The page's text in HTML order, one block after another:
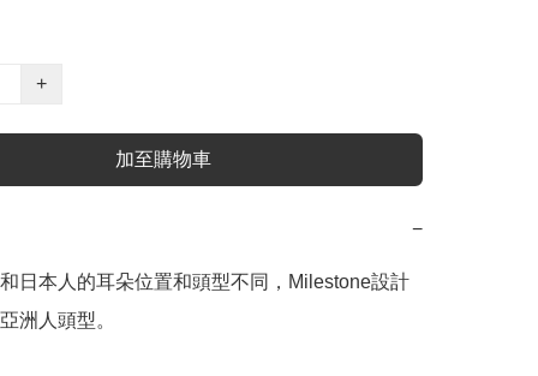
+
加至購物車
−
日本人的耳朵位置和頭型不同，Milestone設計
洲人頭型。